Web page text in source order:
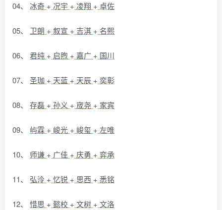
04、 冰奇 + 况宇 + 凌翔 + 卓佐
05、 卫朗 + 叙宣 + 吉淇 + 名熙
06、 君纯 + 启煦 + 嘉广 + 国川
07、 圣珈 + 天蓝 + 天辰 + 奕彰
08、 存磊 + 孙义 + 宬尧 + 家宾
09、 屿霖 + 峻光 + 峻玺 + 左唯
10、 师谦 + 广佳 + 庆勇 + 弈承
11、 弘泠 + 忆锐 + 思西 + 悉铭
12、 惜思 + 懿校 + 文树 + 文洛